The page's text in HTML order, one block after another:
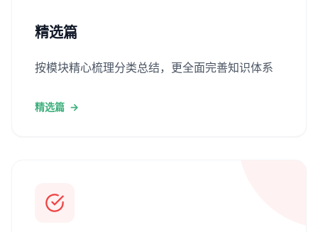
精选篇
按模块精心梳理分类总结，更全面完善知识体系
精选篇 →